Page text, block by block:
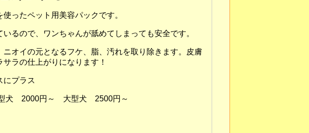
ったペット用美容パックです。
るので、ワンちゃんが舐めてしまっても安全です。
オイの元となるフケ、脂、汚れを取り除きます。皮膚
ラの仕上がりになります！
にプラス
犬 2000円～ 大型犬 2500円～